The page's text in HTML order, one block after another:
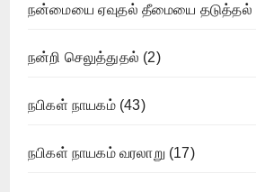
நன்மையை ஏவுதல் தீமையை தடுத்தல்
நன்றி செலுத்துதல் (2)
நபிகள் நாயகம்(43)
நபிகள் நாயகம் வரலாறு (17)